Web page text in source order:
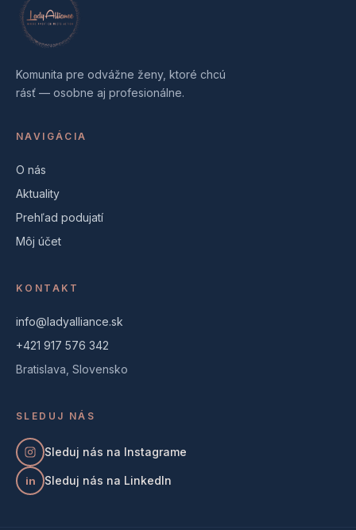
Komunita pre odvážne ženy, ktoré chcú
rásť — osobne aj profesionálne.
NAVIGÁCIA
O nás
Aktuality
Prehľad podujatí
Môj účet
KONTAKT
info@ladyalliance.sk
+421 917 576 342
Bratislava, Slovensko
SLEDUJ NÁS
Sleduj nás na Instagrame
in Sleduj nás na LinkedIn